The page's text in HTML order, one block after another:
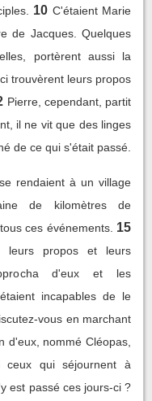
10 C'étaient Marie
de Jacques. Quelques
portèrent aussi la
trouvèrent leurs propos
Pierre, cependant, partit
il ne vit que des linges
de ce qui s'était passé.
rendaient à un village
de kilomètres de
ces événements. 15
leurs propos et leurs
d'eux et les
incapables de le
vous en marchant
d'eux, nommé Cléopas,
qui séjournent à
est passé ces jours-ci ?